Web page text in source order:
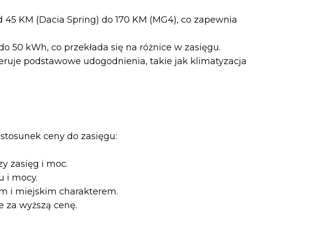
KM (Dacia Spring) do 170 KM (MG4), co zapewnia
50 kWh, co przekłada się na różnice w zasięgu.
podstawowe udogodnienia, takie jak klimatyzacja
ceny do zasięgu:
zasięg i moc.
i mocy.
i miejskim charakterem.
za wyższą cenę.